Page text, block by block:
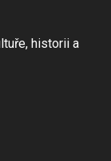
historii a